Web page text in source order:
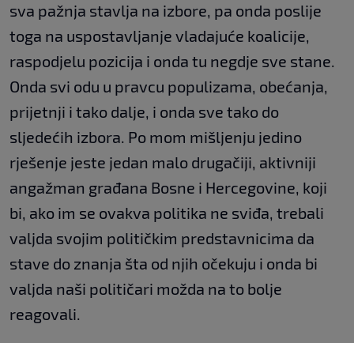
sva pažnja stavlja na izbore, pa onda poslije
toga na uspostavljanje vladajuće koalicije,
raspodjelu pozicija i onda tu negdje sve stane.
Onda svi odu u pravcu populizama, obećanja,
prijetnji i tako dalje, i onda sve tako do
sljedećih izbora. Po mom mišljenju jedino
rješenje jeste jedan malo drugačiji, aktivniji
angažman građana Bosne i Hercegovine, koji
bi, ako im se ovakva politika ne sviđa, trebali
valjda svojim političkim predstavnicima da
stave do znanja šta od njih očekuju i onda bi
valjda naši političari možda na to bolje
reagovali.